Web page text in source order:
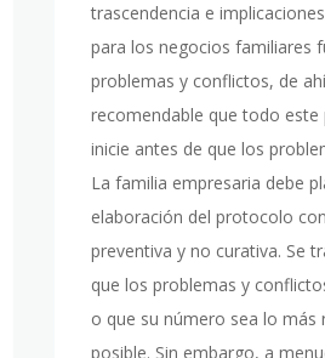
trascendencia e
para los negocios familiares
problemas y conflictos, de
recomendable que todo este
inicie antes de que los
La familia empresaria debe
elaboración del protocolo
preventiva y no curativa. Se
que los problemas y
o que su número sea lo más
posible. Sin embargo, a